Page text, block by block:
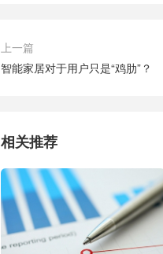
上一篇
智能家居对于用户只是“鸡肋”？
相关推荐